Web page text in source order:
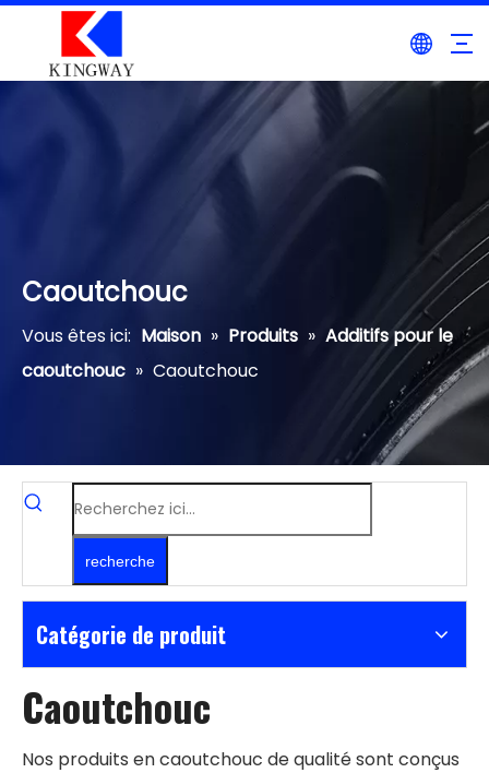
Caoutchouc
Vous êtes ici: Maison » Produits » Additifs pour le
caoutchouc » Caoutchouc
recherche
Catégorie de produit
Caoutchouc
Nos produits en caoutchouc de qualité sont conçus